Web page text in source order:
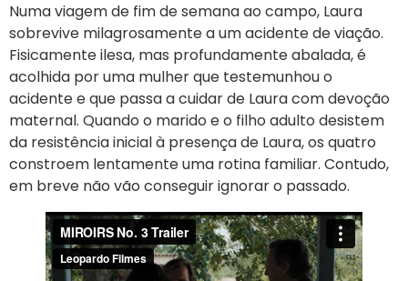
Numa viagem de fim de semana ao campo, Laura
sobrevive milagrosamente a um acidente de viação.
Fisicamente ilesa, mas profundamente abalada, é
acolhida por uma mulher que testemunhou o
acidente e que passa a cuidar de Laura com devoção
maternal. Quando o marido e o filho adulto desistem
da resistência inicial à presença de Laura, os quatro
constroem lentamente uma rotina familiar. Contudo,
em breve não vão conseguir ignorar o passado.